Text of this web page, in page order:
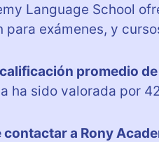
Language School
para exámenes, y
promedio
ha sido valorada por
contactar a Rony